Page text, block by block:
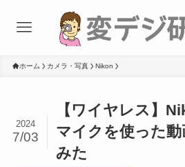
ホーム カメラ・写真 Nikon
【ワイヤレス】
マイクを使った
みた
2024
7/03